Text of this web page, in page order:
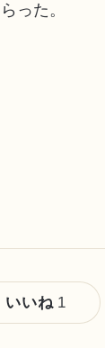
った。
いいね 1